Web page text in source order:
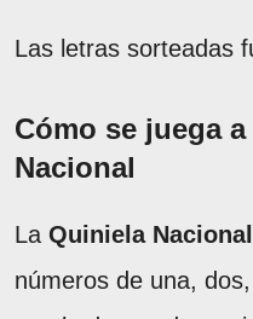
Las letras sorteadas
Cómo se juega
Nacional
La Quiniela Nacional
números de una,